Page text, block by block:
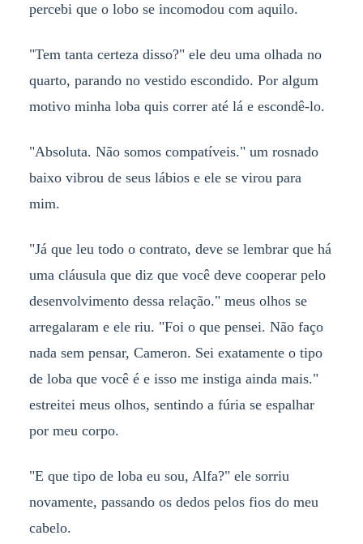
percebi que o lobo se incomodou com aquilo.
"Tem tanta certeza disso?" ele deu uma olhada no
quarto, parando no vestido escondido. Por algum
motivo minha loba quis correr até lá e escondê-lo.
"Absoluta. Não somos compatíveis." um rosnado
baixo vibrou de seus lábios e ele se virou para
mim.
"Já que leu todo o contrato, deve se lembrar que há
uma cláusula que diz que você deve cooperar pelo
desenvolvimento dessa relação." meus olhos se
arregalaram e ele riu. "Foi o que pensei. Não faço
nada sem pensar, Cameron. Sei exatamente o tipo
de loba que você é e isso me instiga ainda mais."
estreitei meus olhos, sentindo a fúria se espalhar
por meu corpo.
"E que tipo de loba eu sou, Alfa?" ele sorriu
novamente, passando os dedos pelos fios do meu
cabelo.